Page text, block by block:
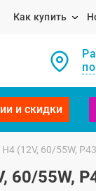
Как купить
и скидки
(12V, 60/55W,
60/55W,